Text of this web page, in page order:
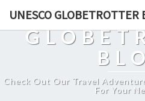
UNESCO GLOBETROTTER
Check Out Our Travel
For Your